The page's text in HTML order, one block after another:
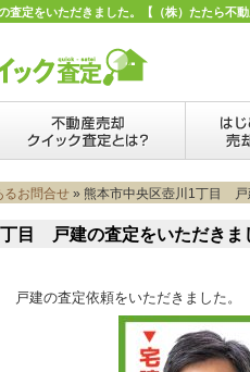
定をいただきました。【（株）たたら不
るお問合せ » 熊本市中央区壺川1丁目
目 戸建の査定をいただき
戸建の査定依頼をいただきました。